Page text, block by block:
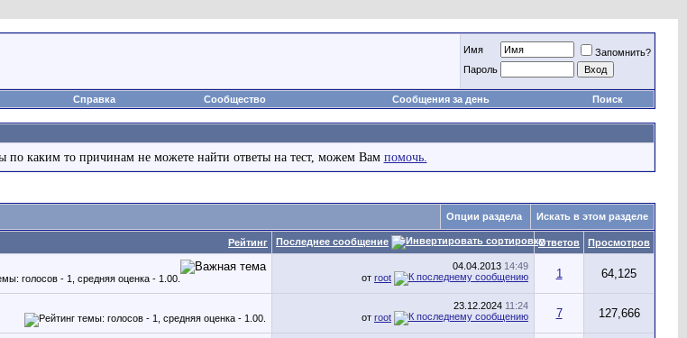
Имя
Запомнить?
Пароль
Справка Сообщество Сообщения за день Поиск
по каким то причинам не можете найти ответы на тест, можем Вам помочь.
Опции раздела Искать в этом разделе
Рейтинг Последнее сообщение Ответов Просмотров
04.04.2013 14:49
от root 1 64,125
23.12.2024 11:24
от root 7 127,666